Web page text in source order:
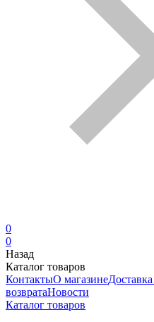
0
0
Назад
Каталог товаров
КонтактыО магазине
возвратаНовости
Каталог товаров